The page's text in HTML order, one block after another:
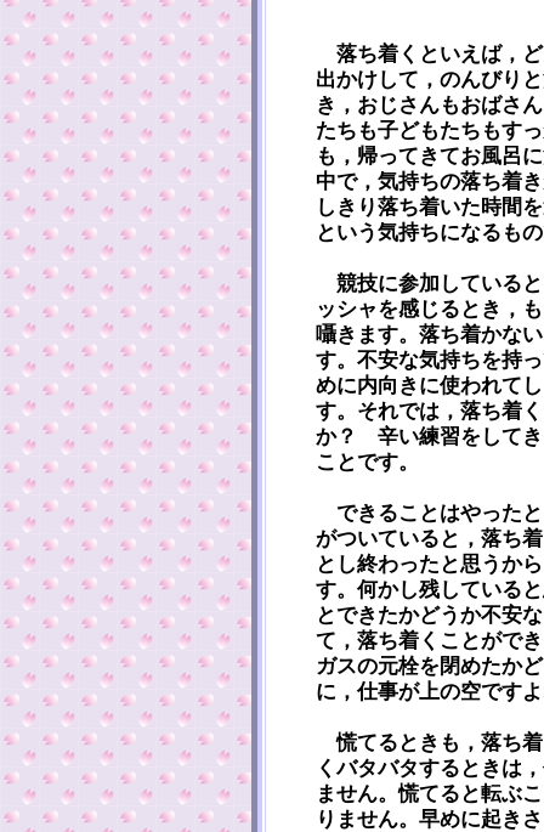
落ち着くといえば，
出かけして，のんびり
き，おじさんもおばさ
たちも子どもたちもす
も，帰ってきてお風呂
中で，気持ちの落ち着
しきり落ち着いた時間
という気持ちになるも
競技に参加している
ッシャを感じるとき，
囁きます。落ち着かな
す。不安な気持ちを持
めに内向きに使われて
す。それでは，落ち着
か？ 辛い練習をしてき
ことです。
できることはやった
がついていると，落ち
とし終わったと思うか
す。何かし残している
とできたかどうか不安
て，落ち着くことがで
ガスの元栓を閉めたか
に，仕事が上の空です
慌てるときも，落ち
くバタバタするときは
ません。慌てると転ぶ
りません。早めに起き